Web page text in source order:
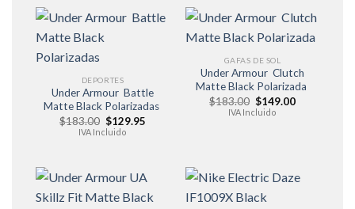
DEPORTES
Under Armour Battle
Matte Black Polarizadas
$183.00 El
precio
$129.95
IVA Incluido
GAFAS DE SOL
Under Armour Clutch
Matte Black Polarizada
$183.00 El
precio
$149.00El
IVA Incluido